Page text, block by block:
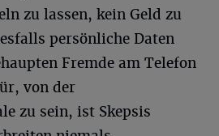
zu lassen, kein Geld zu
persönliche Daten
Fremde am Telefon
von der
zu sein, ist Skepsis